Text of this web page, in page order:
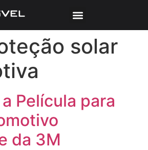
solar
Película para
da 3M